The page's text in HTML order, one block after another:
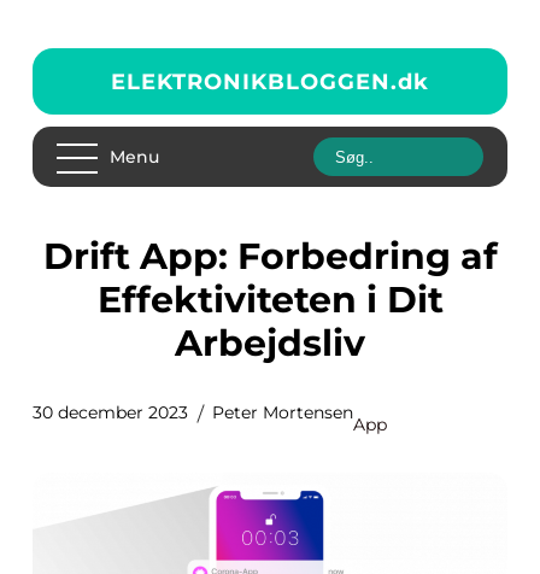
ELEKTRONIKBLOGGEN.dk
Menu
Drift App: Forbedring af
Effektiviteten i Dit
Arbejdsliv
30 december 2023 Peter Mortensen
App